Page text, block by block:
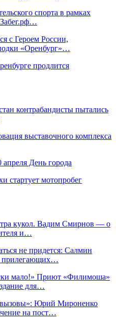
спорта в рамках
с Героем России,
«Оренбург»…
продлится
контрабандисты пытались
выставочного комплекса
День города
стартует мотопробег
кукол. Вадим Смирнов — о
и…
не придется: Салмин
прилегающих…
мало!» Приют «Филимоша»
для…
Юрий Мироненко
на пост…